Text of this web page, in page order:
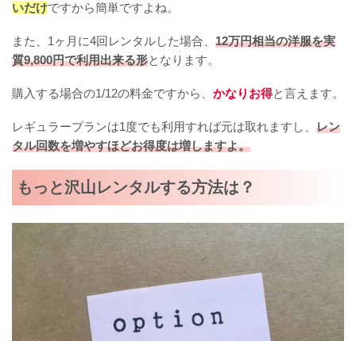
いだけですから簡単ですよね。
また、1ヶ月に4回レンタルした場合、 12万円相当の洋服を実
質9,800円で利用出来る形となります。
購入する場合の1/12の料金ですから、 かなりお得と言えます。
レギュラープランは1度でも利用すれば元は取れますし、 レン
タル回数を増やすほどお得度は増しますよ。
もっと沢山レンタルする方法は？